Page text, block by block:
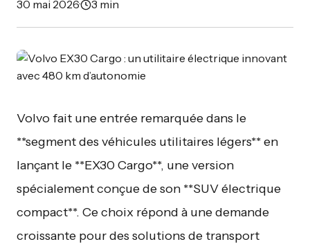
30 mai 2026· 3 min
Volvo fait une entrée remarquée dans le
**segment des véhicules utilitaires légers** en
lançant le **EX30 Cargo**, une version
spécialement conçue de son **SUV électrique
compact**. Ce choix répond à une demande
croissante pour des solutions de transport